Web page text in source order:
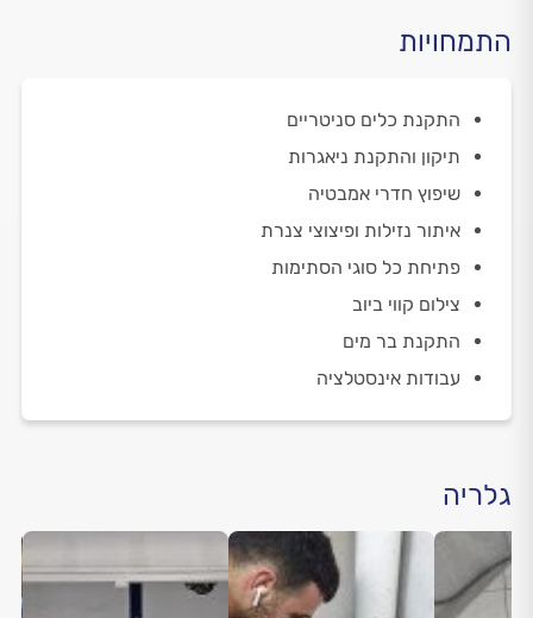
התמחויות
התקנת כלים סניטריים
תיקון והתקנת ניאגרות
שיפוץ חדרי אמבטיה
איתור נזילות ופיצוצי צנרת
פתיחת כל סוגי הסתימות
צילום קווי ביוב
התקנת בר מים
עבודות אינסטלציה
גלריה